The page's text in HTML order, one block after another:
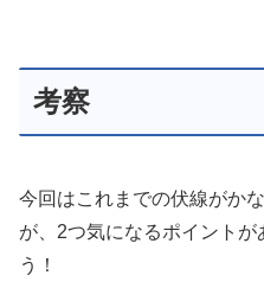
考察
今回はこれまでの伏線がか
が、2つ気になるポイントが
う！